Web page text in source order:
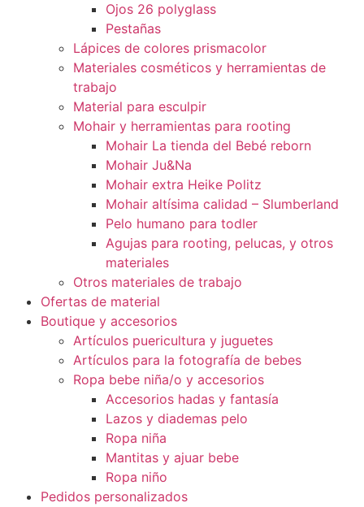
Ojos 26 polyglass
Pestañas
Lápices de colores prismacolor
Materiales cosméticos y herramientas de
trabajo
Material para esculpir
Mohair y herramientas para rooting
Mohair La tienda del Bebé reborn
Mohair Ju&Na
Mohair extra Heike Politz
Mohair altísima calidad – Slumberland
Pelo humano para todler
Agujas para rooting, pelucas, y otros
materiales
Otros materiales de trabajo
Ofertas de material
Boutique y accesorios
Artículos puericultura y juguetes
Artículos para la fotografía de bebes
Ropa bebe niña/o y accesorios
Accesorios hadas y fantasía
Lazos y diademas pelo
Ropa niña
Mantitas y ajuar bebe
Ropa niño
Pedidos personalizados